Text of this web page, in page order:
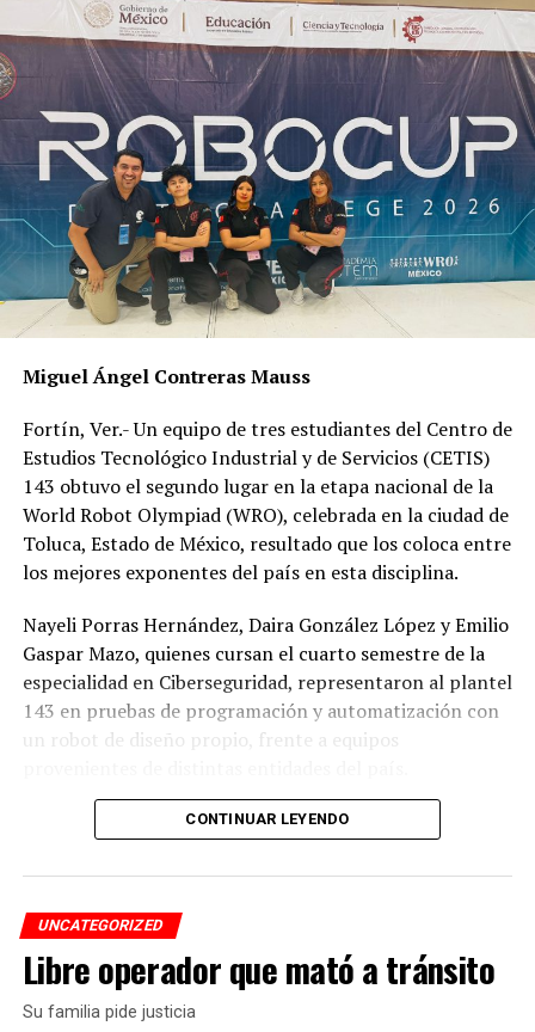
Durante el fin de semana se espera menor potencial de
lluvias y viento del Norte moderado a fresco, variables
que podrían cambiar en función del comportamiento de
Eta.
RELATED TOPICS:
DESPUÉS
Entregan viviendas a familiares de policías fallecidos
Frenan aumento de tarifa por ‘arrastre’ en Córdoba
Miguel Ángel Contreras Mauss
Fortín, Ver.- Un equipo de tres estudiantes del Centro de
Estudios Tecnológico Industrial y de Servicios (CETIS)
143 obtuvo el segundo lugar en la etapa nacional de la
World Robot Olympiad (WRO), celebrada en la ciudad de
Toluca, Estado de México, resultado que los coloca entre
los mejores exponentes del país en esta disciplina.
Nayeli Porras Hernández, Daira González López y Emilio
Gaspar Mazo, quienes cursan el cuarto semestre de la
especialidad en Ciberseguridad, representaron al plantel
143 en pruebas de programación y automatización con
un robot de diseño propio, frente a equipos
El desempeño mostrado por los jóvenes les permitió
tendrá lugar los días 5 y 6 de septiembre en Cancún,
Quintana Roo.
De obtener resultados favorables en esa etapa, el equipo
tendría la posibilidad de representar a México en la final
internacional de la WRO, que se efectuará en Costa Rica.
CONTINUAR LEYENDO
UNCATEGORIZED
Libre operador que mató a tránsito
Su familia pide justicia